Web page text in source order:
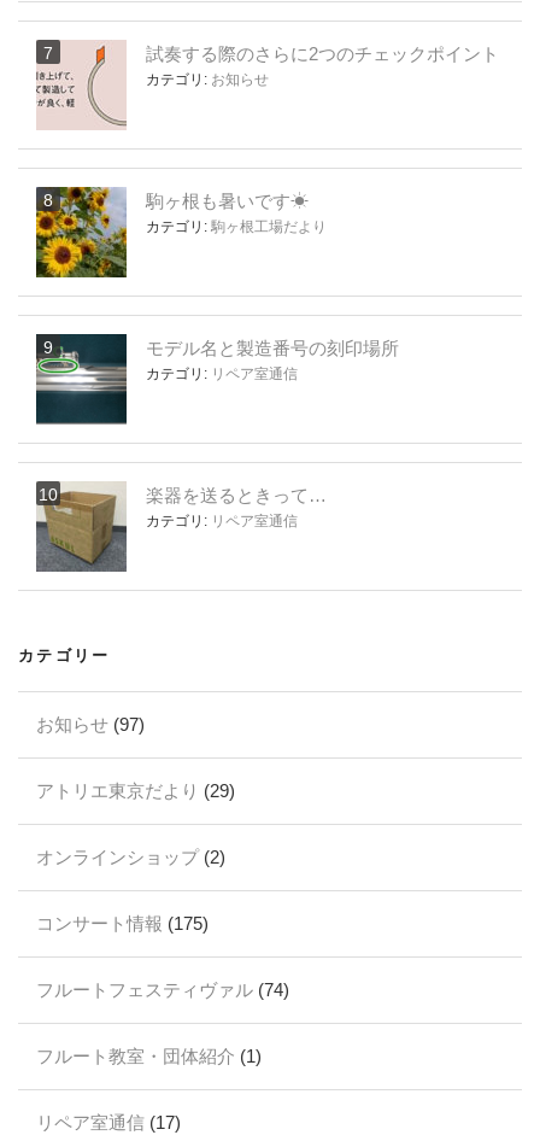
試奏する際のさらに2つのチェックポイント
カテゴリ: お知らせ
駒ヶ根も暑いです☀
カテゴリ: 駒ヶ根工場だより
モデル名と製造番号の刻印場所
カテゴリ: リペア室通信
楽器を送るときって…
カテゴリ: リペア室通信
カテゴリー
お知らせ (97)
アトリエ東京だより (29)
オンラインショップ(2)
コンサート情報 (175)
フルートフェスティヴァル (74)
フルート教室・団体紹介 (1)
リペア室通信 (17)